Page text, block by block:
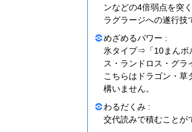
ンなどの4倍弱点を突
ラグラージへの遂行技
めざめるパワー :
氷タイプ⇒「10まんボ
ス・ランドロス・グラ
こちらはドラゴン・草
構いません。
わるだくみ :
交代読みで積むことが